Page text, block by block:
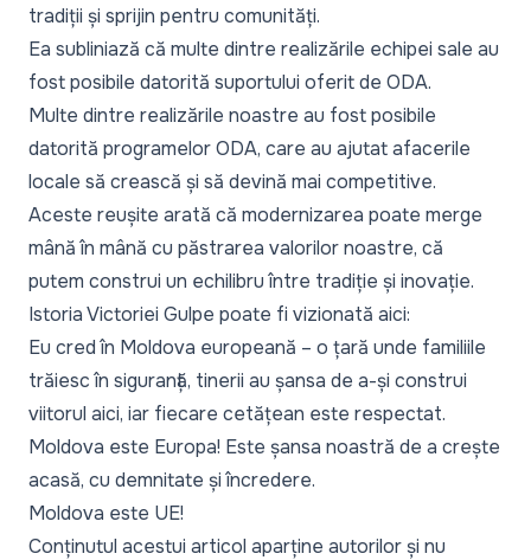
tradiții și sprijin pentru comunități.
Ea subliniază că multe dintre realizările echipei sale au
fost posibile datorită suportului oferit de ODA.
Multe dintre realizările noastre au fost posibile
datorită programelor ODA, care au ajutat afacerile
locale să crească și să devină mai competitive.
Aceste reușite arată că modernizarea poate merge
mână în mână cu păstrarea valorilor noastre, că
putem construi un echilibru între tradiție și inovație.
Istoria Victoriei Gulpe poate fi vizionată aici:
Eu cred în Moldova europeană – o țară unde familiile
trăiesc în siguranță, tinerii au șansa de a-și construi
viitorul aici, iar fiecare cetățean este respectat.
Moldova este Europa! Este șansa noastră de a crește
acasă, cu demnitate și încredere.
Moldova este UE!
Conținutul acestui articol aparține autorilor și nu